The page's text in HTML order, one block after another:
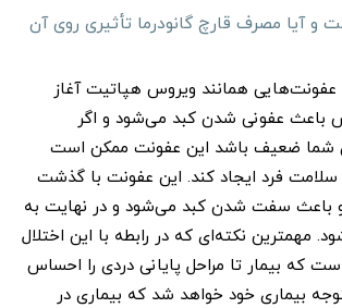
و آیا مصرف قارچ گانودرما تأثیری روی آن
عفونت‌هایی همانند ویروس هپاتیت آغاز
باعث عفونی شدن کبد می‌شود و اگر
شما ضعیف باشد این عفونت ممکن است
فرد ایجاد کند. این عفونت با گذشت
باعث سفت شدن کبد می‌شود و در نهایت به
مهمترین نکته‌ای که در رابطه با این اختلال
که بیمار تا مراحل پایانی دردی را احساس
بیماری خود خواهد شد که بیماری در